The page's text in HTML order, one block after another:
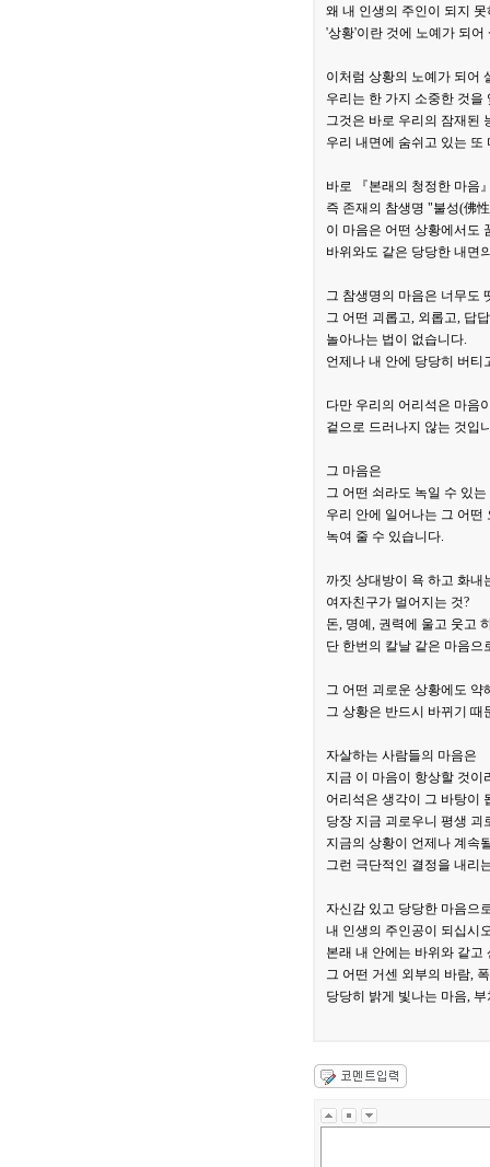
왜 내 인생의 주인이 되지 못
'상황'이란 것에 노예가 되어
이처럼 상황의 노예가 되어
우리는 한 가지 소중한 것을
그것은 바로 우리의 잠재된
우리 내면에 숨쉬고 있는 또
바로 『본래의 청정한 마음
즉 존재의 참생명 "불성(佛
이 마음은 어떤 상황에서도
바위와도 같은 당당한 내면
그 참생명의 마음은 너무도
그 어떤 괴롭고, 외롭고, 답
놀아나는 법이 없습니다.
언제나 내 안에 당당히 버티
다만 우리의 어리석은 마음
겉으로 드러나지 않는 것입
그 마음은
그 어떤 쇠라도 녹일 수 있
우리 안에 일어나는 그 어떤
녹여 줄 수 있습니다.
까짓 상대방이 욕 하고 화내
여자친구가 멀어지는 것?
돈, 명예, 권력에 울고 웃고
단 한번의 칼날 같은 마음으
그 어떤 괴로운 상황에도 약
그 상황은 반드시 바뀌기 때
자살하는 사람들의 마음은
지금 이 마음이 항상할 것이
어리석은 생각이 그 바탕이
당장 지금 괴로우니 평생 괴
지금의 상황이 언제나 계속
그런 극단적인 결정을 내리
자신감 있고 당당한 마음으
내 인생의 주인공이 되십시
본래 내 안에는 바위와 같고
그 어떤 거센 외부의 바람,
당당히 밝게 빛나는 마음,